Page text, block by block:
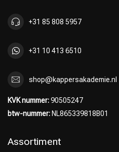
+31 85 808 5957
+31 10 413 6510
shop@kappersakademie.nl
KVK nummer:90505247
btw-nummer: NL865339818B01
Assortiment